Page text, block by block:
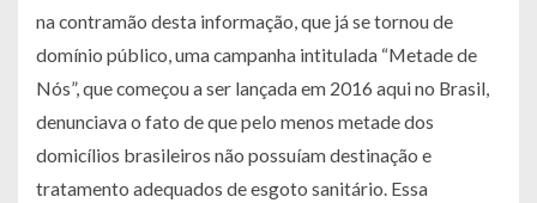
na contramão desta informação, que já se tornou de
domínio público, uma campanha intitulada “Metade de
Nós”, que começou a ser lançada em 2016 aqui no Brasil,
denunciava o fato de que pelo menos metade dos
domicílios brasileiros não possuíam destinação e
tratamento adequados de esgoto sanitário. Essa